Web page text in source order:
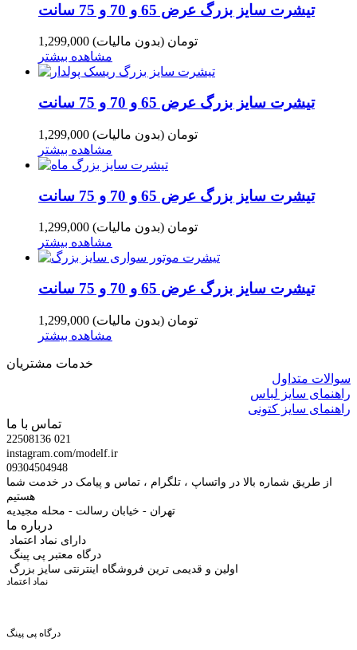
تیشرت سایز بزرگ عرض 65 و 70 و 75 سانت
1,299,000 تومان (بدون مالیات)
مشاهده بیشتر
تیشرت سایز بزرگ عرض 65 و 70 و 75 سانت
1,299,000 تومان (بدون مالیات)
مشاهده بیشتر
تیشرت سایز بزرگ عرض 65 و 70 و 75 سانت
1,299,000 تومان (بدون مالیات)
مشاهده بیشتر
تیشرت سایز بزرگ عرض 65 و 70 و 75 سانت
1,299,000 تومان (بدون مالیات)
مشاهده بیشتر
خدمات مشتریان
سوالات متداول
راهنمای سایز لباس
راهنمای سایز کتونی
تماس با ما
22508136 021
instagram.com/modelf.ir
09304504948
از طریق شماره بالا در واتساپ ، تلگرام ، تماس و پیامک در خدمت شما
هستیم
تهران - خیابان رسالت - محله مجیدیه
درباره ما
دارای نماد اعتماد
درگاه معتبر پی پینگ
اولین و قدیمی ترین فروشگاه اینترنتی سایز بزرگ
نماد اعتماد
درگاه پی پینگ